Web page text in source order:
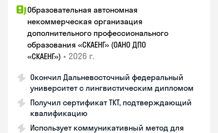
Образовательная автономная
некоммерческая организация
дополнительного профессионального
образования «СКАЕНГ» (ОАНО ДПО
«СКАЕНГ») • 2026 г.
Окончил Дальневосточный федеральный
университет с лингвистическим дипломом
Получил сертификат TKT, подтверждающий
квалификацию
Использует коммуникативный метод для